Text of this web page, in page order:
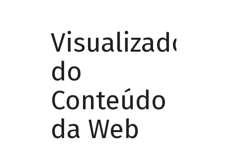
Visualizador
do
Conteúdo
da Web